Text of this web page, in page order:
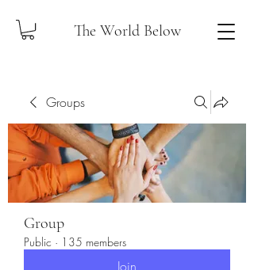
The World Below
Groups
Group
Public · 135 members
Join